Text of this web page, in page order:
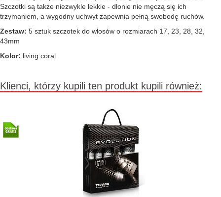
Szczotki są także niezwykle lekkie - dłonie nie męczą się ich
trzymaniem, a wygodny uchwyt zapewnia pełną swobodę ruchów.
Zestaw: 5 sztuk szczotek do włosów o rozmiarach 17, 23, 28, 32,
43mm
Kolor: living coral
Klienci, którzy kupili ten produkt kupili również: